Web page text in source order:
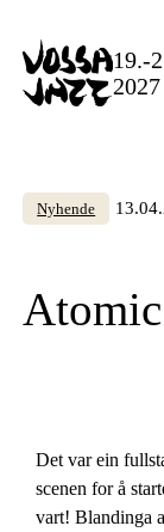
content
19.-
2027
Nyhende
Det var ein
scenen for å
vart! Blandinga